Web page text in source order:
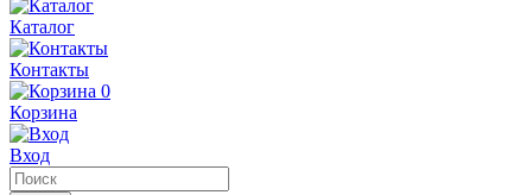
Каталог
Контакты
0
Корзина
Вход